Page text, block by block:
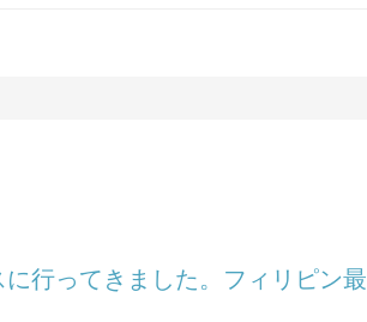
行ってきました。フィリピン最